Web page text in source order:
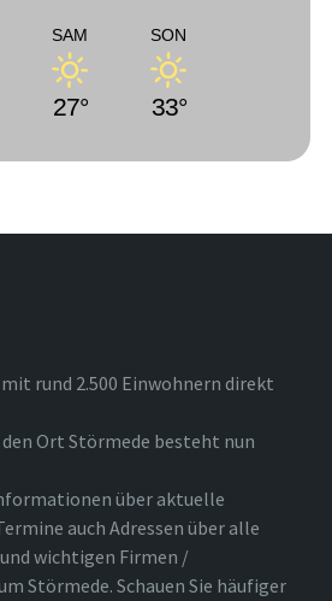
SAM
27°
SON
33°
rund 2.500 Einwohnern direkt
Ort Störmede besteht nun
über aktuelle
auch Adressen über alle
wichtigen Firmen /
Störmede. Schauen Sie häufiger